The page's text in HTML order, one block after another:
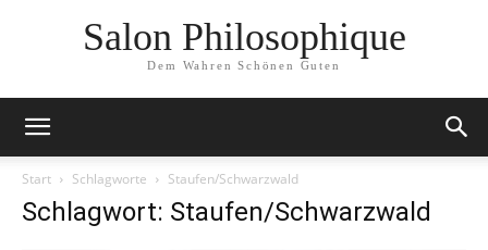
Salon Philosophique
Dem Wahren Schönen Guten
Start Schlagworte Staufen/Schwarzwald
Schlagwort: Staufen/Schwarzwald